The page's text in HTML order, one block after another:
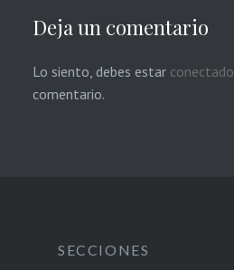
Deja un comentario
Lo siento, debes estar conectado
comentario.
SECCIONES